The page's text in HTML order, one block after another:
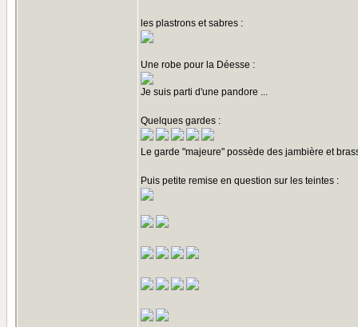
les plastrons et sabres :
Une robe pour la Déesse :
Je suis parti d'une pandore ...
Quelques gardes :
Le garde "majeure" possède des jambière et
Puis petite remise en question sur les teintes :